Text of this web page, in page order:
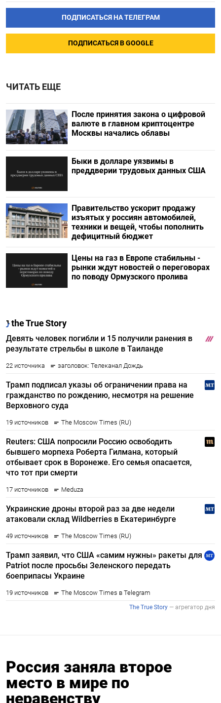
ПОДПИСАТЬСЯ НА ТЕЛЕГРАМ
ПОДПИСАТЬСЯ В GOOGLE
ЧИТАТЬ ЕЩЕ
После принятия закона о цифровой
валюте в главном криптоцентре
Москвы начались облавы
Быки в долларе уязвимы в
преддверии трудовых данных США
Правительство ускорит продажу
изъятых у россиян автомобилей,
техники и вещей, чтобы пополнить
дефицитный бюджет
Цены на газ в Европе стабильны -
рынки ждут новостей о переговорах
по поводу Ормузского пролива
Россия заняла второе
место в мире по
неравенству